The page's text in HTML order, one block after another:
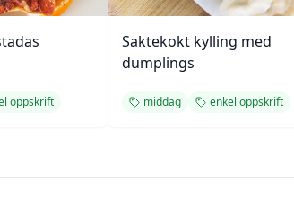
oppskrift
Saktekokt kylling med
dumplings
middag enkel oppskrift